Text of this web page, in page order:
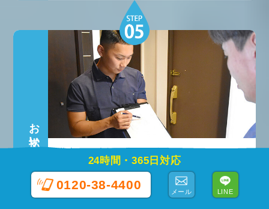
24時間・365日対応
0120-38-4400
メール LINE
お支払い
豊富なお支払い方法で安心！
お客様と修理箇所を確認ながら修理内容を丁寧にご説明
させていただきます。
作業結果に問題がなければお支払いとなります。